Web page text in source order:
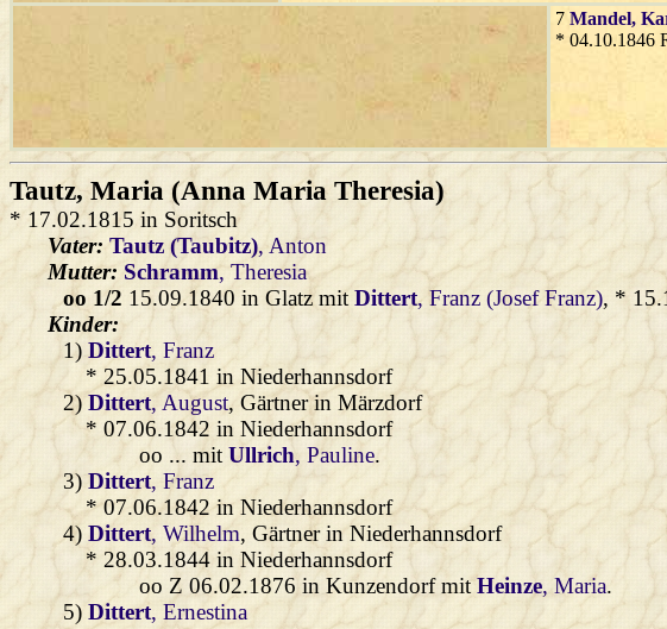
7 Mandel,
* 04.10.1846
Tautz, Maria (Anna Maria Theresia)
* 17.02.1815 in Soritsch
Vater:Tautz (Taubitz), Anton
Mutter: Schramm, Theresia
oo 1/2 15.09.1840 in Glatz mitDittert, Franz (Josef Franz), *
Kinder:
1)Dittert, Franz
* 25.05.1841 in Niederhannsdorf
2)Dittert, August, Gärtner in Märzdorf
* 07.06.1842 in Niederhannsdorf
oo ... mitUllrich, Pauline.
3)Dittert, Franz
* 07.06.1842 in Niederhannsdorf
4)Dittert, Wilhelm, Gärtner in Niederhannsdorf
* 28.03.1844 in Niederhannsdorf
oo Z 06.02.1876 in Kunzendorf mitHeinze, Maria.
5)Dittert, Ernestina